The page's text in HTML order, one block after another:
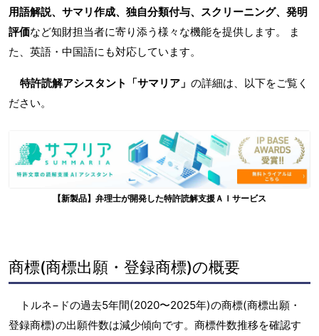
用語解説、サマリ作成、独自分類付与、スクリーニング、発明
評価など知財担当者に寄り添う様々な機能を提供します。 ま
た、英語・中国語にも対応しています。
特許読解アシスタント「サマリア」 の詳細は、以下をご覧く
ださい。
【新製品】弁理士が開発した特許読解支援ＡＩサービス
商標(商標出願・登録商標)の概要
トルネ−ドの過去5年間(2020〜2025年)の商標(商標出願・
登録商標)の出願件数は減少傾向です。商標件数推移を確認す